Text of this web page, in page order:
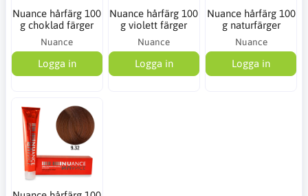
Nuance hårfärg 100
g choklad färger
Nuance
Logga in
Nuance hårfärg 100
g violett färger
Nuance
Logga in
Nuance hårfärg 100
g naturfärger
Nuance
Logga in